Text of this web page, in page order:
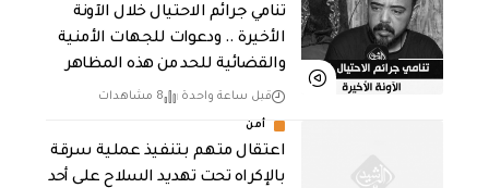
تنامي جرائم الاحتيال خلال الآونة
الأخيرة .. ودعوات للجهات الأمنية
والقضائية للحد من هذه المظاهر
قبل ساعة واحدة 8 مشاهدات
أمن
اعتقال متهم بتنفيذ عملية سرقة
بالإكراه تحت تهديد السلاح على أحد